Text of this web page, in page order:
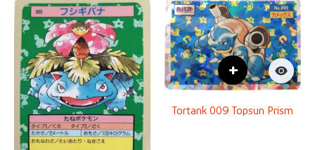
+
Tortank 009 Topsun Prism